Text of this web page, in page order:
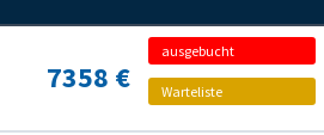
7358 €
ausgebucht
Warteliste